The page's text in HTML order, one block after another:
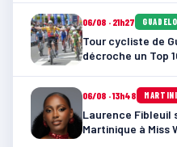
06/08 · 21h27
Tour cycliste de
décroche un Top
06/08 · 13h48
Laurence Fibleuil
Martinique à Miss